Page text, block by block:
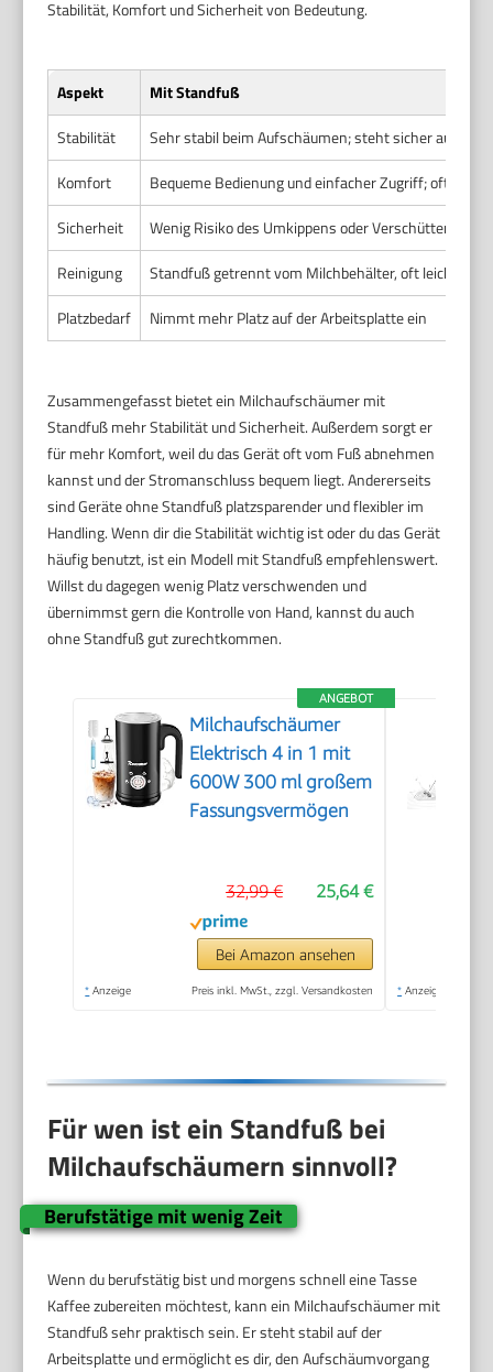
Stabilität, Komfort und Sicherheit von Bedeutung.
Aspekt
Mit Standfuß
Stabilität
Sehr stabil beim Aufschäumen; steht sicher auf der
Komfort
Bequeme Bedienung und einfacher Zugriff; oft
Sicherheit
Wenig Risiko des Umkippens oder Verschüttens
Reinigung
Standfuß getrennt vom Milchbehälter, oft leichter
Platzbedarf
Nimmt mehr Platz auf der Arbeitsplatte ein
Zusammengefasst bietet ein Milchaufschäumer mit
Standfuß mehr Stabilität und Sicherheit. Außerdem sorgt er
für mehr Komfort, weil du das Gerät oft vom Fuß abnehmen
kannst und der Stromanschluss bequem liegt. Andererseits
sind Geräte ohne Standfuß platzsparender und flexibler im
Handling. Wenn dir die Stabilität wichtig ist oder du das Gerät
häufig benutzt, ist ein Modell mit Standfuß empfehlenswert.
Willst du dagegen wenig Platz verschwenden und
übernimmst gern die Kontrolle von Hand, kannst du auch
ohne Standfuß gut zurechtkommen.
ANGEBOT
Milchaufschäumer
Elektrisch 4 in 1 mit
600W 300 ml großem
Fassungsvermögen
25,64 €
32,99 €
Bei Amazon ansehen
* Anzeige Preis inkl. MwSt., zzgl. Versandkosten * Anzeige
Für wen ist ein Standfuß bei
Milchaufschäumern sinnvoll?
Berufstätige mit wenig Zeit
Wenn du berufstätig bist und morgens schnell eine Tasse
Kaffee zubereiten möchtest, kann ein Milchaufschäumer mit
Standfuß sehr praktisch sein. Er steht stabil auf der
Arbeitsplatte und ermöglicht es dir, den Aufschäumvorgang